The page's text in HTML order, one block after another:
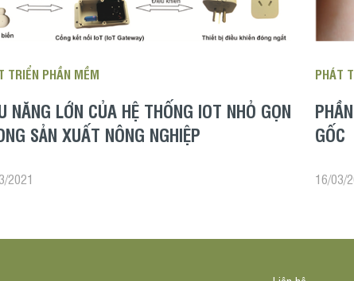
TRIỂN PHẦN MỀM
NĂNG LỚN CỦA HỆ THỐNG IOT NHỎ GỌN
SẢN XUẤT NÔNG NGHIỆP
2021
PHÁT
GỐC
16/03/